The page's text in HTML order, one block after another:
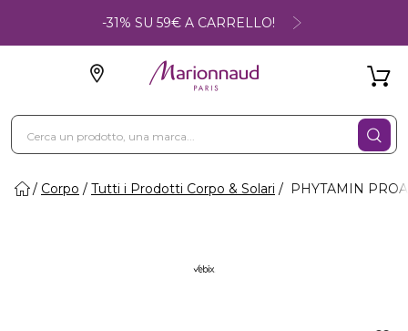
-31% SU 59€ A CARRELLO!
Corpo Tutti i Prodotti Corpo & Solari PHYTAMIN